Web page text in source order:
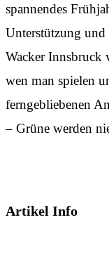
spannendes
Unterstützung
Wacker Innsbruck
wen man spielen
ferngebliebenen
– Grüne werden
Artikel Info